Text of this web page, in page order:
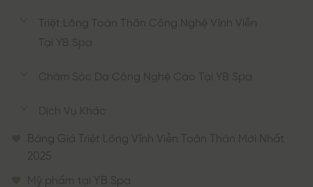
Triệt Lông Toàn Thân Công Nghệ Vĩnh Viễn
Tại YB Spa
Chăm Sóc Da Công Nghệ Cao Tại YB Spa
Dịch Vụ Khác
Bảng Giá Triệt Lông Vĩnh Viễn Toàn Thân Mới Nhất
2025
Mỹ phẩm tại YB Spa